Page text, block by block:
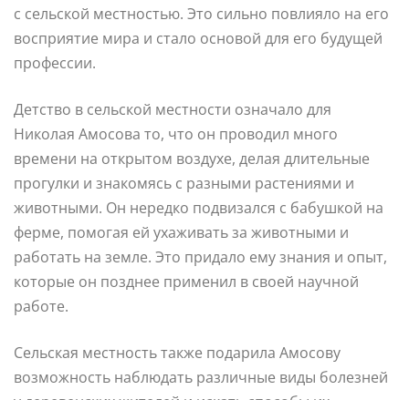
с сельской местностью. Это сильно повлияло на его
восприятие мира и стало основой для его будущей
профессии.
Детство в сельской местности означало для
Николая Амосова то, что он проводил много
времени на открытом воздухе, делая длительные
прогулки и знакомясь с разными растениями и
животными. Он нередко подвизался с бабушкой на
ферме, помогая ей ухаживать за животными и
работать на земле. Это придало ему знания и опыт,
которые он позднее применил в своей научной
работе.
Сельская местность также подарила Амосову
возможность наблюдать различные виды болезней